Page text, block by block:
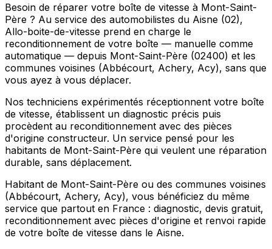
Besoin de réparer votre boîte de vitesse à Mont-Saint-
Père ? Au service des automobilistes du Aisne (02),
Allo-boite-de-vitesse prend en charge le
reconditionnement de votre boîte — manuelle comme
automatique — depuis Mont-Saint-Père (02400) et les
communes voisines (Abbécourt, Achery, Acy), sans que
vous ayez à vous déplacer.
Nos techniciens expérimentés réceptionnent votre boîte
de vitesse, établissent un diagnostic précis puis
procèdent au reconditionnement avec des pièces
d'origine constructeur. Un service pensé pour les
habitants de Mont-Saint-Père qui veulent une réparation
durable, sans déplacement.
Habitant de Mont-Saint-Père ou des communes voisines
(Abbécourt, Achery, Acy), vous bénéficiez du même
service que partout en France : diagnostic, devis gratuit,
reconditionnement avec pièces d'origine et renvoi rapide
de votre boîte de vitesse dans le Aisne.